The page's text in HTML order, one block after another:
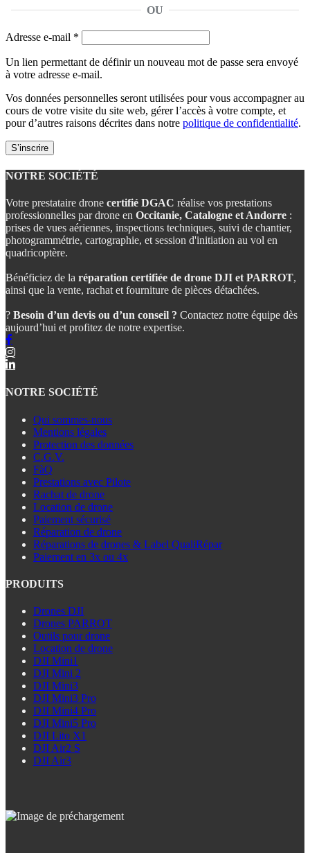
OU
Adresse e-mail *
Un lien permettant de définir un nouveau mot de passe sera envoyé
à votre adresse e-mail.
Vos données personnelles seront utilisées pour vous accompagner au
cours de votre visite du site web, gérer l’accès à votre compte, et
pour d’autres raisons décrites dans notre politique de confidentialité.
S’inscrire
NOTRE SOCIÉTÉ
Votre prestataire drone certifié DGAC réalise vos prestations
professionnelles par drone en Occitanie, Catalogne et Andorre :
prises de vues aériennes, inspections techniques, suivi de chantier,
photogrammétrie, cartographie, et session d'initiation au vol en
quadricoptère.
Bénéficiez de la réparation certifiée de drone DJI et PARROT,
ainsi que la vente, rachat et fourniture de pièces détachées.
? Besoin d’un devis ou d’un conseil ? Contactez notre équipe dès
aujourd’hui et profitez de notre expertise.
NOTRE SOCIÉTÉ
Qui sommes-nous
Mentions légales
Protection des données
C.G.V.
FàQ
Prestations avec Pilote
Rachat de drone
Location de drone
Paiement sécurisé
Réparation de drone
Réparations de drones & Label QualiRépar
Paiement en 3x ou 4x
PRODUITS
Drones DJI
Drones PARROT
Outils pour drone
Location de drone
DJI Mini1
DJI Mini 2
DJI Mini3
DJI Mini3 Pro
DJI Mini4 Pro
DJI Mini5 Pro
DJI Lito X1
DJI Air2 S
DJI Air3